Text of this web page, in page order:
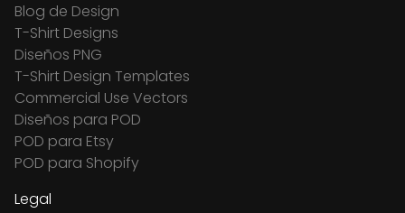
Blog de Design
T-Shirt Designs
Diseños PNG
T-Shirt Design Templates
Commercial Use Vectors
Diseños para POD
POD para Etsy
POD para Shopify
Legal